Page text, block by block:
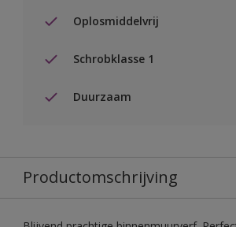
Oplosmiddelvrij
Schrobklasse 1
Duurzaam
Productomschrijving